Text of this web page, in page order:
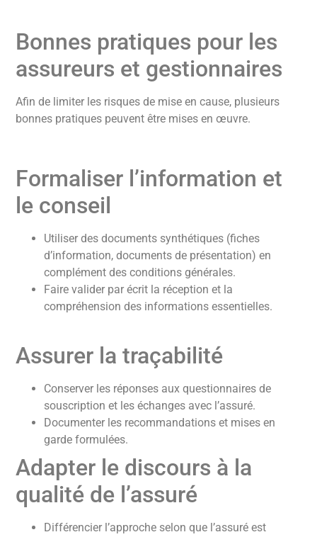
Bonnes pratiques pour les
assureurs et gestionnaires
Afin de limiter les risques de mise en cause, plusieurs
bonnes pratiques peuvent être mises en œuvre.
Formaliser l’information et
le conseil
Utiliser des documents synthétiques (fiches
d’information, documents de présentation) en
complément des conditions générales.
Faire valider par écrit la réception et la
compréhension des informations essentielles.
Assurer la traçabilité
Conserver les réponses aux questionnaires de
souscription et les échanges avec l’assuré.
Documenter les recommandations et mises en
garde formulées.
Adapter le discours à la
qualité de l’assuré
Différencier l’approche selon que l’assuré est